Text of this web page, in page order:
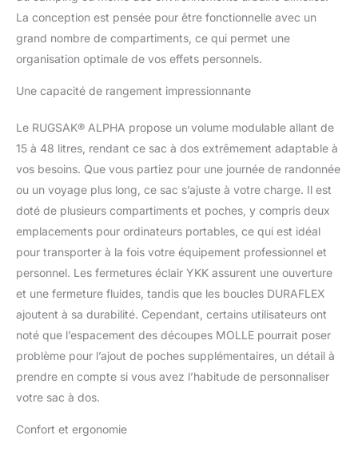
expérience de portage
ses bretelles
rembourrées souples,
à 3 zones, sa sangle de
amovible.
𝗨𝗡𝗘
𝗢𝗥𝗚𝗔𝗡𝗜𝗦𝗔𝗧𝗜𝗢𝗡
𝗣𝗔𝗥𝗙𝗔𝗜𝗧𝗘 -
compartiments, un
compartiment pour
ordinateur portable
rembourré de velours
jusqu'à 19 pouces, deux
grandes poches latérales
en filet et de nombreuses
autres fonctions bien
pensées facilitent ton
quotidien.
𝗩𝗢𝗟𝗨𝗠𝗘
𝗩𝗔𝗥𝗜𝗔𝗕𝗟𝗘 - Grâce à
La conception est pensée pour être fonctionnelle avec un
grand nombre de compartiments, ce qui permet une
organisation optimale de vos effets personnels.
Une capacité de rangement impressionnante
Le RUGSAK® ALPHA propose un volume modulable allant de
15 à 48 litres, rendant ce sac à dos extrêmement adaptable à
vos besoins. Que vous partiez pour une journée de randonnée
ou un voyage plus long, ce sac s’ajuste à votre charge. Il est
doté de plusieurs compartiments et poches, y compris deux
emplacements pour ordinateurs portables, ce qui est idéal
pour transporter à la fois votre équipement professionnel et
personnel. Les fermetures éclair YKK assurent une ouverture
et une fermeture fluides, tandis que les boucles DURAFLEX
ajoutent à sa durabilité. Cependant, certains utilisateurs ont
noté que l’espacement des découpes MOLLE pourrait poser
problème pour l’ajout de poches supplémentaires, un détail à
prendre en compte si vous avez l’habitude de personnaliser
votre sac à dos.
Confort et ergonomie